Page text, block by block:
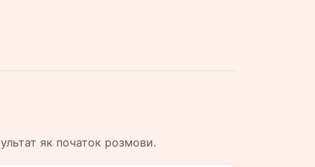
як початок розмови.